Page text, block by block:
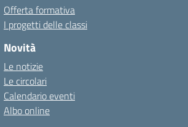
Offerta formativa
I progetti delle classi
Novità
Le notizie
Le circolari
Calendario eventi
Albo online